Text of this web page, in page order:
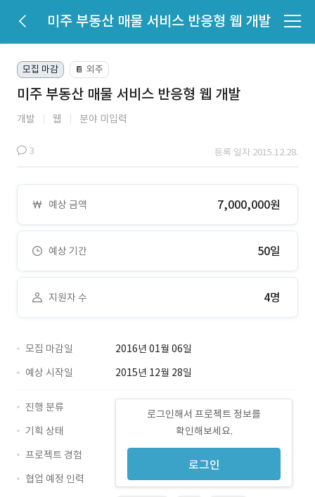
미주 부동산 매물 서비스 반응형 웹 개발
모집 마감 📔 외주
미주 부동산 매물 서비스 반응형 웹 개발
개발 웹 분야 미입력
3 등록 일자 2015.12.28.
예상 금액 7,000,000원
예상 기간 50일
지원자 수 4명
모집 마감일
2016년 01월 06일
예상 시작일
2015년 12월 28일
로그인해서 프로젝트 정보를
확인해보세요.
로그인
진행 분류
기획 상태
프로젝트 경험
협업 예정 인력